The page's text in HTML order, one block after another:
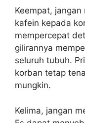
Keempat,
kafein kepada
mempercepat
gilirannya
seluruh tubuh.
korban tetap
mungkin.
Kelima, jangan